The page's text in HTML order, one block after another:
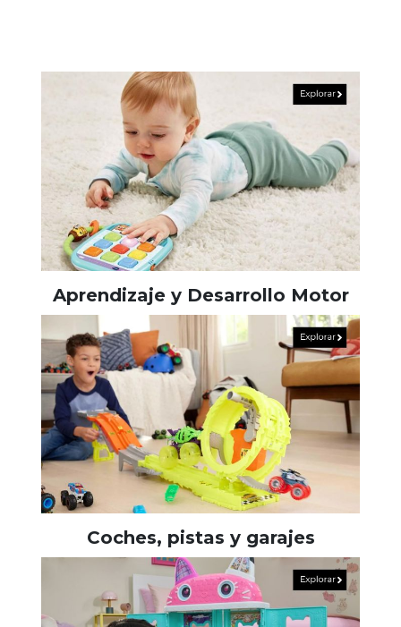
Aprendizaje y Desarrollo Motor
Coches, pistas y garajes